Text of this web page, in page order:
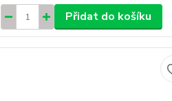
Přidat do košíku